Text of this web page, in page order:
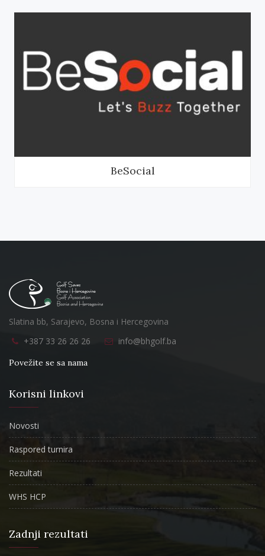
BeSocial
Slatina bb, Sarajevo, Bosna i Hercegovina
+387 33 26 26 26
info@bhgolf.ba
Povežite se sa nama
Korisni linkovi
Novosti
Raspored turnira
Rezultati
WHS HCP
Zadnji rezultati